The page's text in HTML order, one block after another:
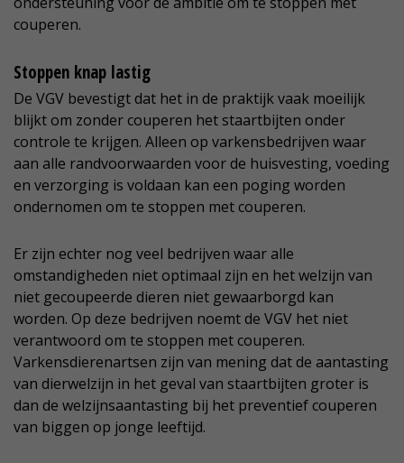
couperen.
Stoppen knap lastig
De VGV bevestigt dat het in de praktijk vaak moeilijk
blijkt om zonder couperen het staartbijten onder
controle te krijgen. Alleen op varkensbedrijven waar
aan alle randvoorwaarden voor de huisvesting, voeding
en verzorging is voldaan kan een poging worden
ondernomen om te stoppen met couperen.
Er zijn echter nog veel bedrijven waar alle
omstandigheden niet optimaal zijn en het welzijn van
niet gecoupeerde dieren niet gewaarborgd kan
worden. Op deze bedrijven noemt de VGV het niet
verantwoord om te stoppen met couperen.
Varkensdierenartsen zijn van mening dat de aantasting
van dierwelzijn in het geval van staartbijten groter is
dan de welzijnsaantasting bij het preventief couperen
van biggen op jonge leeftijd.